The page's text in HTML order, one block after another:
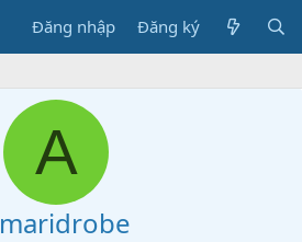
Đăng nhập Đăng ký
A